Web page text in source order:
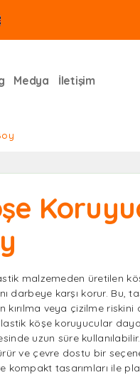
Medya İletişim
malzemeden üretilen
darbeye karşı korur. Bu,
kırılma veya çizilme riskini
köşe koruyucular
uzun süre
ve çevre dostu bir
kompakt tasarımları ile